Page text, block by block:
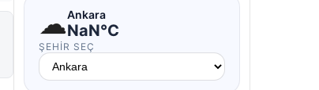
☁Ankara
NaN°C
ŞEHIR SEÇ